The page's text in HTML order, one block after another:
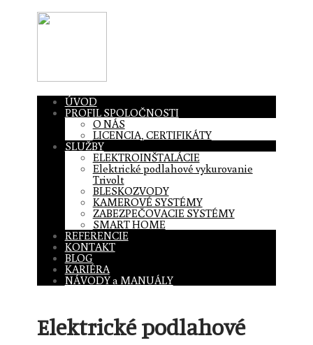
ÚVOD
PROFIL SPOLOČNOSTI
O NÁS
LICENCIA, CERTIFIKÁTY
SLUŽBY
ELEKTROINŠTALÁCIE
Elektrické podlahové vykurovanie
Trivolt
BLESKOZVODY
KAMEROVÉ SYSTÉMY
ZABEZPEČOVACIE SYSTÉMY
SMART HOME
REFERENCIE
KONTAKT
BLOG
KARIÉRA
NÁVODY a MANUÁLY
Elektrické podlahové